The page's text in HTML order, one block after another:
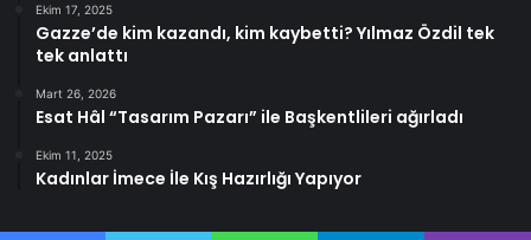
Ekim 17, 2025
Gazze’de kim kazandı, kim kaybetti? Yılmaz Özdil tek
tek anlattı
Mart 26, 2026
Esat Hâl “Tasarım Pazarı” ile Başkentlileri ağırladı
Ekim 11, 2025
Kadınlar İmece İle Kış Hazırlığı Yapıyor